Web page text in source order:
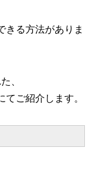
きる方法がありま
、
ご紹介します。